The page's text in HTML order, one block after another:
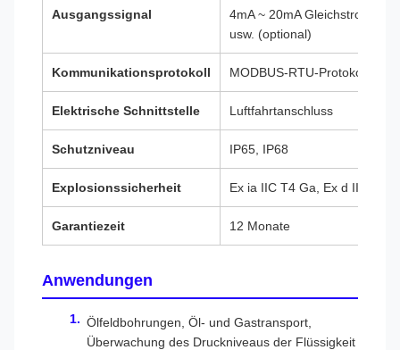
Ausgangssignal
4mA ~ 20mA Gleichstrom,
usw. (optional)
Kommunikationsprotokoll MODBUS-RTU-Protokoll,
Elektrische Schnittstelle Luftfahrtanschluss
Schutzniveau IP65, IP68
Explosionssicherheit Ex ia IIC T4 Ga, Ex d IIC T6
Garantiezeit 12 Monate
Anwendungen
Ölfeldbohrungen, Öl- und Gastransport,
Überwachung des Druckniveaus der Flüssigkeit